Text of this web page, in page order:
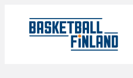
sisältöön